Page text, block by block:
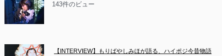
143件のビュー
【INTERVIEW】もりばやしみほが語る、ハイポジ今昔物語